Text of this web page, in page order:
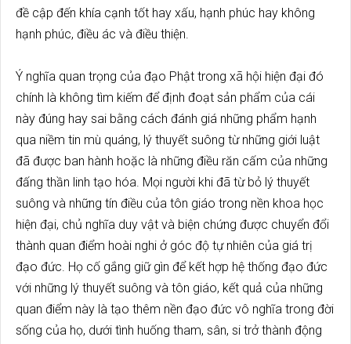
đề cập đến khía cạnh tốt hay xấu, hạnh phúc hay không
hạnh phúc, điều ác và điều thiện.
Ý nghĩa quan trọng của đạo Phật trong xã hội hiện đại đó
chính là không tìm kiếm để định đoạt sản phẩm của cái
này đúng hay sai bằng cách đánh giá những phẩm hạnh
qua niềm tin mù quáng, lý thuyết suông từ những giới luật
đã được ban hành hoặc là những điều răn cấm của những
đấng thần linh tạo hóa. Mọi người khi đã từ bỏ lý thuyết
suông và những tín điều của tôn giáo trong nền khoa học
hiện đại, chủ nghĩa duy vật và biện chứng được chuyển đổi
thành quan điểm hoài nghi ở góc độ tự nhiên của giá trị
đạo đức. Họ cố gắng giữ gìn để kết hợp hệ thống đạo đức
với những lý thuyết suông và tôn giáo, kết quả của những
quan điểm này là tạo thêm nền đạo đức vô nghĩa trong đời
sống của họ, dưới tình huống tham, sân, si trở thành động